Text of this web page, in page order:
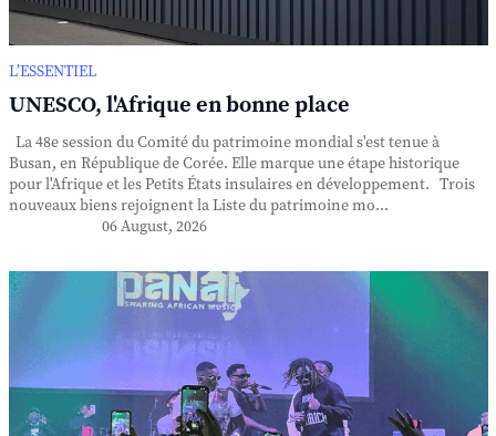
L’ESSENTIEL
UNESCO, l'Afrique en bonne place
La 48e session du Comité du patrimoine mondial s'est tenue à
Busan, en République de Corée. Elle marque une étape historique
pour l'Afrique et les Petits États insulaires en développement. Trois
nouveaux biens rejoignent la Liste du patrimoine mo...
06 August, 2026